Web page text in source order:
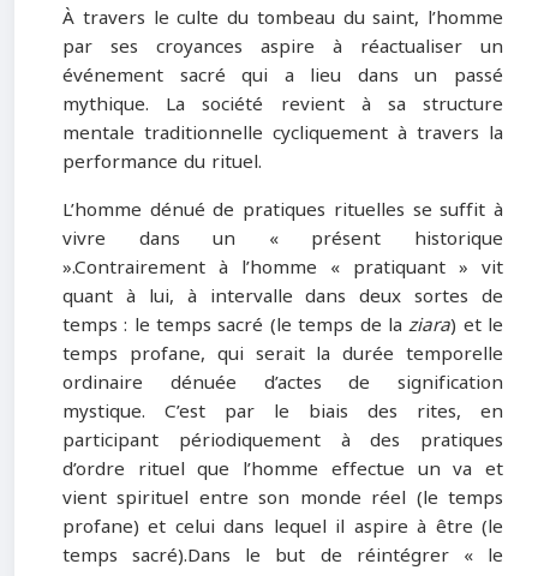
À travers le culte du tombeau du saint, l’homme
par ses croyances aspire à réactualiser un
événement sacré qui a lieu dans un passé
mythique. La société revient à sa structure
mentale traditionnelle cycliquement à travers la
performance du rituel.
L’homme dénué de pratiques rituelles se suffit à
vivre dans un « présent historique
».Contrairement à l’homme « pratiquant » vit
quant à lui, à intervalle dans deux sortes de
temps : le temps sacré (le temps de laziara) et le
temps profane, qui serait la durée temporelle
ordinaire dénuée d’actes de signification
mystique. C’est par le biais des rites, en
participant périodiquement à des pratiques
d’ordre rituel que l’homme effectue un va et
vient spirituel entre son monde réel (le temps
profane) et celui dans lequel il aspire à être (le
temps sacré).Dans le but de réintégrer « le